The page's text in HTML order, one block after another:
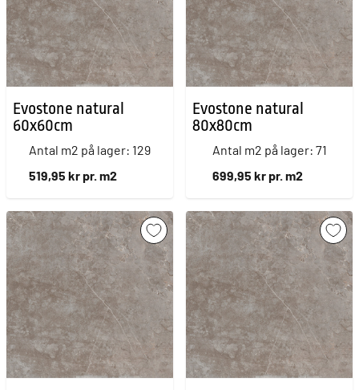
Evostone natural
60x60cm
Antal m2 på lager: 129
519,95 kr pr. m2
Evostone natural
80x80cm
Antal m2 på lager: 71
699,95 kr pr. m2